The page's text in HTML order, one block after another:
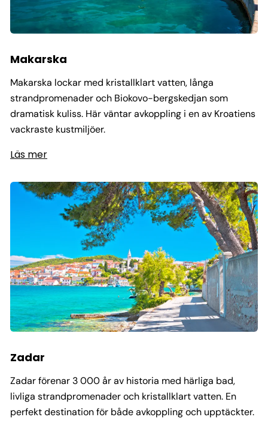
Makarska
Makarska lockar med kristallklart vatten, långa
strandpromenader och Biokovo-bergskedjan som
dramatisk kuliss. Här väntar avkoppling i en av Kroatiens
vackraste kustmiljöer.
Läs mer
Zadar
Zadar förenar 3 000 år av historia med härliga bad,
livliga strandpromenader och kristallklart vatten. En
perfekt destination för både avkoppling och upptäckter.